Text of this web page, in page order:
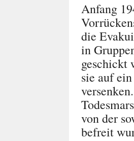
Anfang
die
in
geschickt
sie auf
von der
befreit